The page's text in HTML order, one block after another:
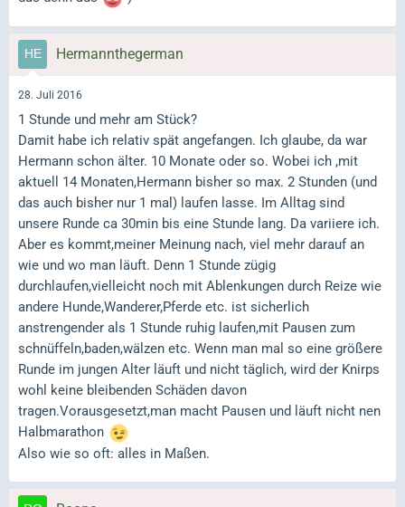
Hermannthegerman
28. Juli 2016
1 Stunde und mehr am Stück?
Damit habe ich relativ spät angefangen. Ich glaube, da war
Hermann schon älter. 10 Monate oder so. Wobei ich ,mit
aktuell 14 Monaten,Hermann bisher so max. 2 Stunden (und
das auch bisher nur 1 mal) laufen lasse. Im Alltag sind
unsere Runde ca 30min bis eine Stunde lang. Da variiere ich.
Aber es kommt,meiner Meinung nach, viel mehr darauf an
wie und wo man läuft. Denn 1 Stunde zügig
durchlaufen,vielleicht noch mit Ablenkungen durch Reize wie
andere Hunde,Wanderer,Pferde etc. ist sicherlich
anstrengender als 1 Stunde ruhig laufen,mit Pausen zum
schnüffeln,baden,wälzen etc. Wenn man mal so eine größere
Runde im jungen Alter läuft und nicht täglich, wird der Knirps
wohl keine bleibenden Schäden davon
tragen.Vorausgesetzt,man macht Pausen und läuft nicht nen
Halbmarathon
Also wie so oft: alles in Maßen.